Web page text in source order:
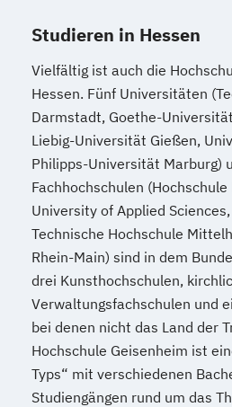
Wasserstofftechnologien
Weiterbildung IT
Wirtschaftsinformatik
Baumanagement
Produktion (B. Eng.) 6
Energien (B. Eng.) 6 oder
Intelligenz (B. Eng.) 6
(B. Eng.) 6 oder 7
Studieren in Hessen
Vielfältig ist auch die
Hessen. Fünf Universitäten
Darmstadt, Goethe-
Liebig-Universität Gießen,
Philipps-Universität Marburg)
Fachhochschulen
University of Applied
Technische Hochschule
Rhein-Main) sind in dem
drei Kunsthochschulen,
Verwaltungsfachschulen und
bei denen nicht das Land der
Hochschule Geisenheim ist
Typs“ mit verschiedenen
Studiengängen rund um das